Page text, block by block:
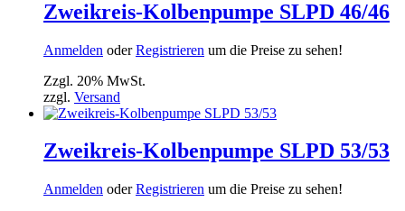
Zweikreis-Kolbenpumpe SLPD 46/46
Anmelden oderRegistrieren um die Preise zu sehen!
Zzgl. 20% MwSt.
zzgl. Versand
Zweikreis-Kolbenpumpe SLPD 53/53
Anmelden oderRegistrieren um die Preise zu sehen!